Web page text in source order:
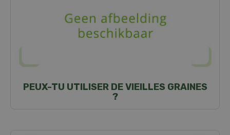
PEUX-TU UTILISER DE VIEILLES GRAINES
?